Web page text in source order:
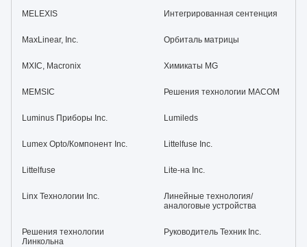
MELEXIS Интегрированная сентенция
MaxLinear, Inc. Орбиталь матрицы
MXIC, Macronix Химикаты MG
MEMSIC Решения технологии MACOM
Luminus Приборы Inc. Lumileds
Lumex Opto/Компонент Inc. Littelfuse Inc.
Littelfuse Lite-на Inc.
Linx Технологии Inc.
Линейные технология/
аналоговые устройства
Решения технологии
Линкольна
Руководитель Техник Inc.